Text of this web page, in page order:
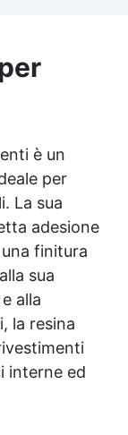
è un
per
La sua
adesione
finitura
sua
alla
la resina
interne ed